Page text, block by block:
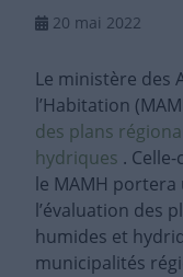
20 mai 2022
Le ministère des
l’Habitation
des plans
hydriques .
le MAMH
l’évaluation des
humides et
municipalités